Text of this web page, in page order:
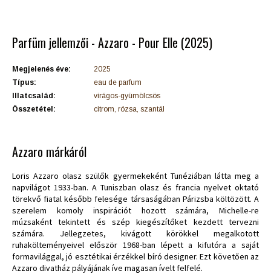
Parfüm jellemzői - Azzaro - Pour Elle (2025)
Megjelenés éve:
2025
Típus:
eau de parfum
Illatcsalád:
virágos-gyümölcsös
Összetétel:
citrom, rózsa, szantál
Azzaro márkáról
Loris Azzaro olasz szülők gyermekeként Tunéziában látta meg a
napvilágot 1933-ban. A Tuniszban olasz és francia nyelvet oktató
törekvő fiatal később felesége társaságában Párizsba költözött. A
szerelem komoly inspirációt hozott számára, Michelle-re
múzsaként tekintett és szép kiegészítőket kezdett tervezni
számára. Jellegzetes, kivágott körökkel megalkotott
ruhakölteményeivel először 1968-ban lépett a kifutóra a saját
formavilággal, jó esztétikai érzékkel bíró designer. Ezt követően az
Azzaro divatház pályájának íve magasan ívelt felfelé.